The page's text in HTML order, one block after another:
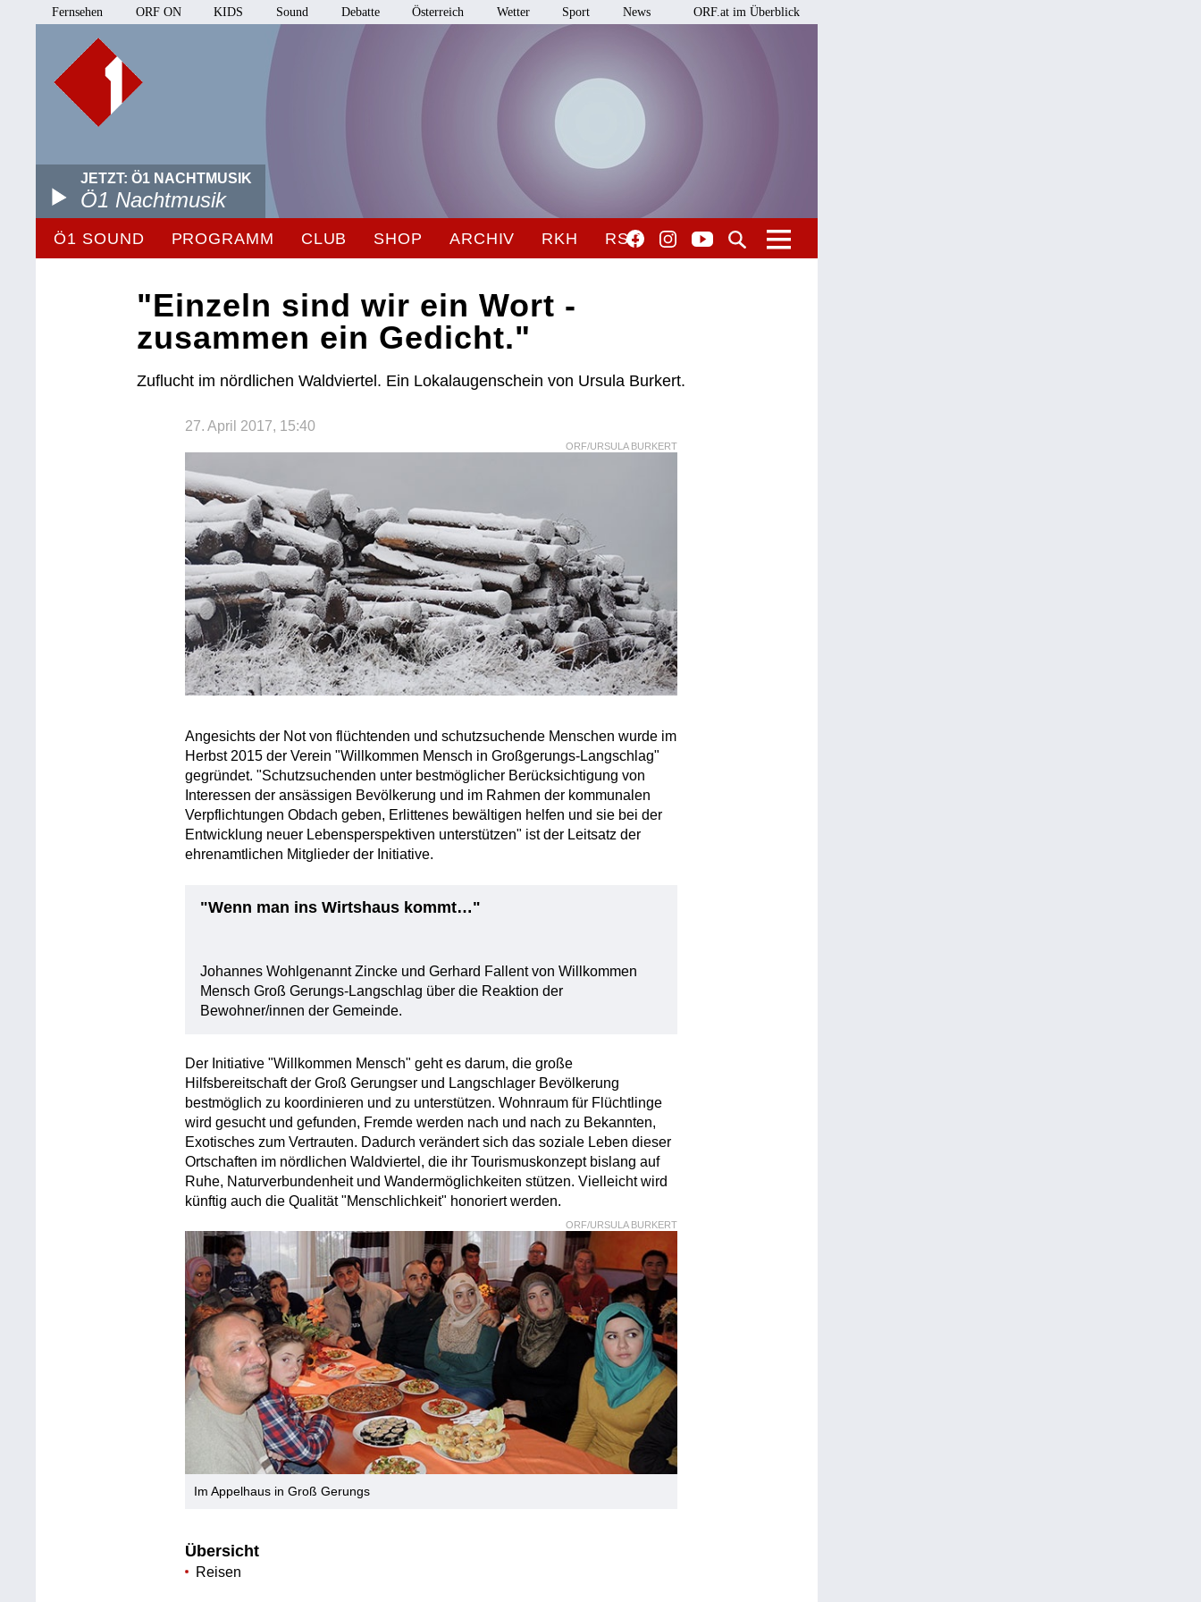
Fernsehen ORF ON KIDS Sound Debatte Österreich Wetter Sport News ORF.at im Überblick
JETZT: Ö1 NACHTMUSIK
Ö1 Nachtmusik
Ö1 SOUND PROGRAMM CLUB SHOP ARCHIV RKH RSO
"Einzeln sind wir ein Wort -
zusammen ein Gedicht."
Zuflucht im nördlichen Waldviertel. Ein Lokalaugenschein von Ursula Burkert.
27. April 2017, 15:40
ORF/URSULA BURKERT
Angesichts der Not von flüchtenden und schutzsuchende Menschen wurde im
Herbst 2015 der Verein "Willkommen Mensch in Großgerungs-Langschlag"
gegründet. "Schutzsuchenden unter bestmöglicher Berücksichtigung von
Interessen der ansässigen Bevölkerung und im Rahmen der kommunalen
Verpflichtungen Obdach geben, Erlittenes bewältigen helfen und sie bei der
Entwicklung neuer Lebensperspektiven unterstützen" ist der Leitsatz der
ehrenamtlichen Mitglieder der Initiative.
"Wenn man ins Wirtshaus kommt…"
Johannes Wohlgenannt Zincke und Gerhard Fallent von Willkommen
Mensch Groß Gerungs-Langschlag über die Reaktion der
Bewohner/innen der Gemeinde.
Der Initiative "Willkommen Mensch" geht es darum, die große
Hilfsbereitschaft der Groß Gerungser und Langschlager Bevölkerung
bestmöglich zu koordinieren und zu unterstützen. Wohnraum für Flüchtlinge
wird gesucht und gefunden, Fremde werden nach und nach zu Bekannten,
Exotisches zum Vertrauten. Dadurch verändert sich das soziale Leben dieser
Ortschaften im nördlichen Waldviertel, die ihr Tourismuskonzept bislang auf
Ruhe, Naturverbundenheit und Wandermöglichkeiten stützen. Vielleicht wird
künftig auch die Qualität "Menschlichkeit" honoriert werden.
Im Appelhaus in Groß Gerungs
ORF/URSULA BURKERT
Übersicht
Reisen